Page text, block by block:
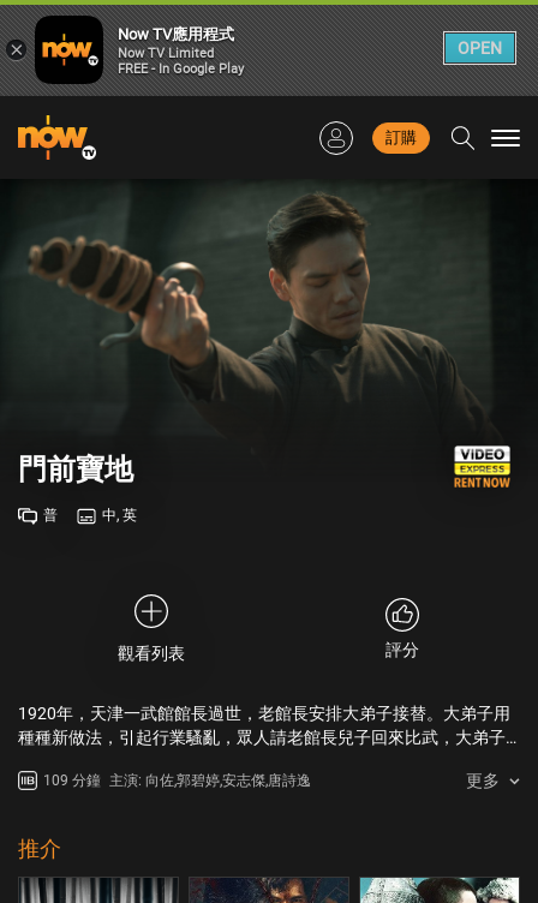
訂購
門前寶地
普 中, 英
觀看列表 評分
1920年，天津一武館館長過世，老館長安排大弟子接替。大弟子用
種種新做法，引起行業騷亂，眾人請老館長兒子回來比武，大弟子
變。109 分鐘 主演: 向佐,郭碧婷,安志傑,唐詩逸 更多
推介
×
Now TV應用程式
Now TV Limited
FREE - In Google Play
OPEN